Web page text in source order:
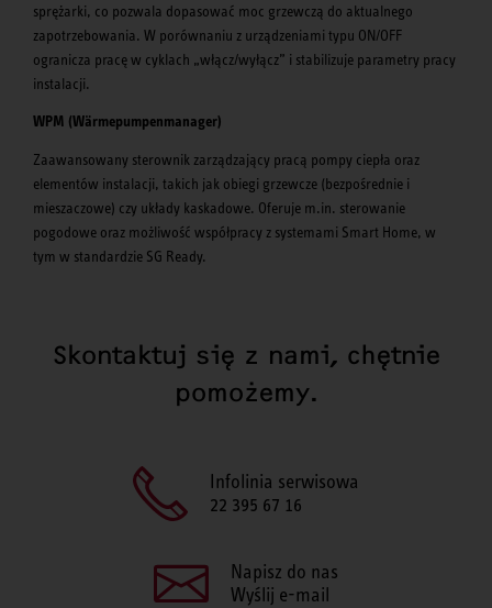
sprężarki, co pozwala dopasować moc grzewczą do aktualnego
zapotrzebowania. W porównaniu z urządzeniami typu ON/OFF
ogranicza pracę w cyklach „włącz/wyłącz” i stabilizuje parametry pracy
instalacji.
WPM (Wärmepumpenmanager)
Zaawansowany sterownik zarządzający pracą pompy ciepła oraz
elementów instalacji, takich jak obiegi grzewcze (bezpośrednie i
mieszaczowe) czy układy kaskadowe. Oferuje m.in. sterowanie
pogodowe oraz możliwość współpracy z systemami Smart Home, w
tym w standardzie SG Ready.
Skontaktuj się z nami, chętnie
pomożemy.
Infolinia serwisowa
22 395 67 16
Napisz do nas
Wyślij e-mail